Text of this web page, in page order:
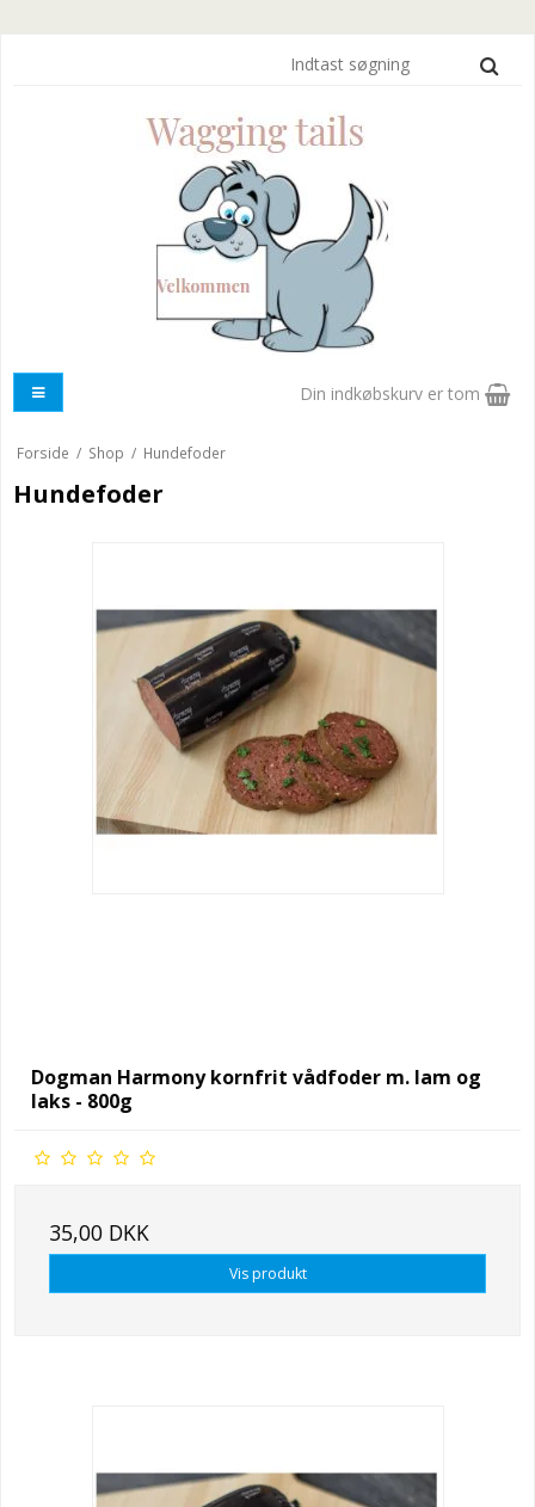
Din indkøbskurv er tom
Forside / Shop / Hundefoder
Hundefoder
Dogman Harmony kornfrit vådfoder m. lam og
laks - 800g
35,00 DKK
Vis produkt